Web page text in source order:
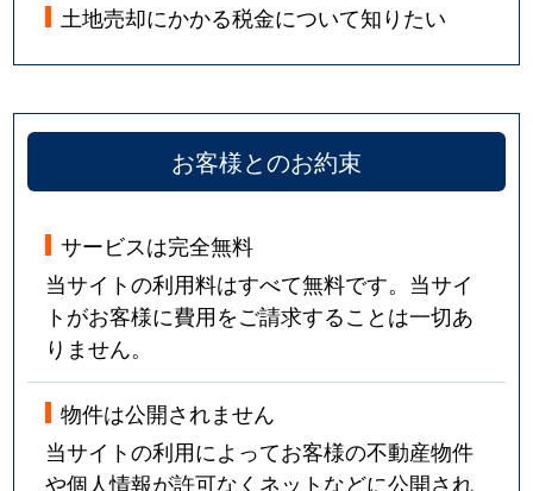
東
2,100万円
つくば
東平塚
1,100万円
つくば
東平塚
3,800万円
つくば
樋の沢
1,100万円
ひたち野うしく
樋の沢
1,300万円
古来
1,300万円
つくば
古来
古来
940万円
古来
5,100万円
つくば
土地売却にかかる税金について知りたい
お客様とのお約束
サービスは完全無料
当サイトの利用料はすべて無料です。当サイ
トがお客様に費用をご請求することは一切あ
りません。
物件は公開されません
当サイトの利用によってお客様の不動産物件
や個人情報が許可なくネットなどに公開され